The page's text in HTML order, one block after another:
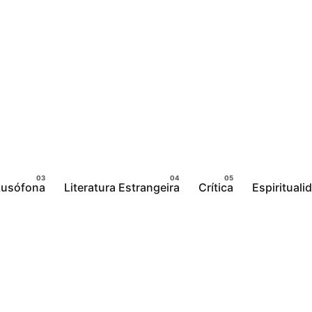
Literatura Estrangeira Crítica